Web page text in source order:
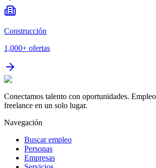
Construcción
1,000+ ofertas
Conectamos talento con oportunidades.
freelance en un solo lugar.
Navegación
Buscar empleo
Personas
Empresas